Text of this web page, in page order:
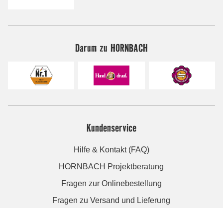
Darum zu HORNBACH
Kundenservice
Hilfe & Kontakt (FAQ)
HORNBACH Projektberatung
Fragen zur Onlinebestellung
Fragen zu Versand und Lieferung